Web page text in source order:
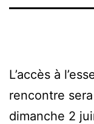
L’accès à
rencontre
dimanche 2